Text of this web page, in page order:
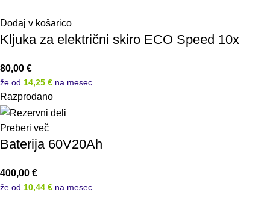
Dodaj v košarico
Kljuka za električni skiro ECO Speed 10x
80,00 €
že od 14,25 € na mesec
Razprodano
Preberi več
Baterija 60V20Ah
400,00 €
že od 10,44 € na mesec